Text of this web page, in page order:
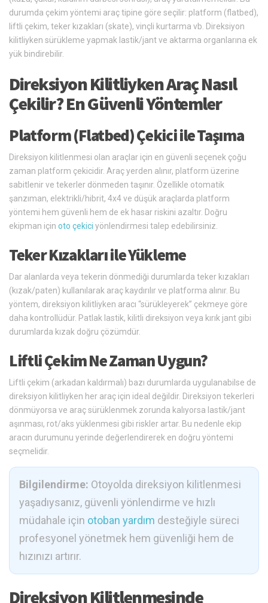
durumda çekim yöntemi araç tipine göre seçilir: platform (flatbed),
liftli çekim, teker kızakları (skate), vinçli kurtarma vb. Direksiyon
kilitliyken sürükleme yapmak lastik/jant ve aktarma organlarına ek
yük bindirebilir.
Direksiyon Kilitliyken Araç Nasıl
Çekilir? En Güvenli Yöntemler
Platform (Flatbed) Çekici ile Taşıma
Direksiyon kilitlenmesi olan araçlar için en güvenli seçenek çoğu
zaman platform çekicidir. Araç yerden alınır, platform üzerine
sabitlenir ve tekerler dönmeden taşınır. Özellikle otomatik
şanzıman, elektrikli/hibrit, 4x4 ve düşük araçlarda platform
yöntemi hem güvenli hem de ek hasar riskini azaltır. Doğru
ekipman için oto çekici yönlendirmesi talep edebilirsiniz.
Teker Kızakları ile Yükleme
Dar alanlarda veya tekerin dönmediği durumlarda teker kızakları
(kızak/paten) kullanılarak araç kaydırılır ve platforma alınır. Bu
yöntem, direksiyon kilitliyken aracı “sürükleyerek” çekmeye göre
daha kontrollüdür. Patlak lastik, kilitli direksiyon veya kırık jant gibi
durumlarda kızak doğru çözümdür.
Liftli Çekim Ne Zaman Uygun?
Liftli çekim (arkadan kaldırmalı) bazı durumlarda uygulanabilse de
direksiyon kilitliyken her araç için ideal değildir. Direksiyon tekerleri
dönmüyorsa ve araç sürüklenmek zorunda kalıyorsa lastik/jant
aşınması, rot/aks yüklenmesi gibi riskler artar. Bu nedenle ekip
aracın durumunu yerinde değerlendirerek en doğru yöntemi
seçmelidir.
Bilgilendirme: Otoyolda direksiyon kilitlenmesi
yaşadıysanız, güvenli yönlendirme ve hızlı
müdahale için otoban yardım desteğiyle süreci
profesyonel yönetmek hem güvenliği hem de
hızınızı artırır.
Direksiyon Kilitlenmesinde